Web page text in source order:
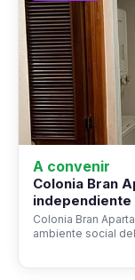
A convenir
Colonia Bran
Colonia Bran
ambiente social